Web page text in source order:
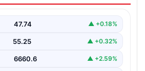
47.74 ▲ +0.18%
55.25 ▲ +0.32%
6660.6 ▲ +2.59%